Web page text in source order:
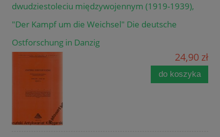
dwudziestoleciu międzywojennym (1919-1939),
"Der Kampf um die Weichsel" Die deutsche
Ostforschung in Danzig
24,90 zł
do koszyka